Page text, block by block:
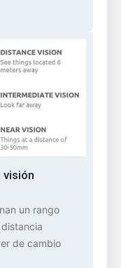
visión
un rango
de cambio